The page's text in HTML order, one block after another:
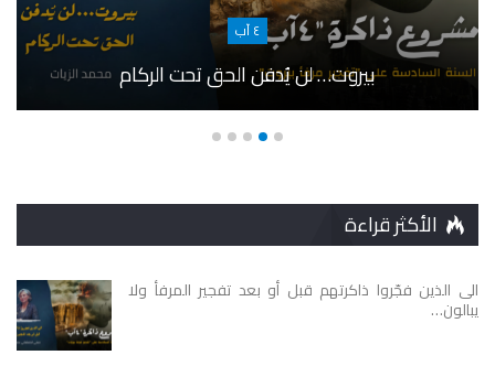
٤ آب
بيروت… لن يُدفن الحق تحت الركام
الأكثر قراءة
الى الذين فجّروا ذاكرتهم قبل أو بعد تفجير المرفأ ولا
يبالون…